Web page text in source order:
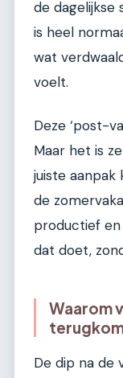
de dagelijkse
is heel
wat
voelt.
Deze ‘post-
Maar het is
juiste aanpak
de
productief en
dat doet,
Waarom
De dip na de